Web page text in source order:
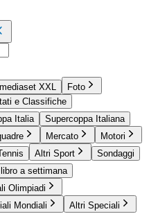
XXL
Foto
e Classifiche
Italia
Supercoppa Italiana
Mercato
Motori
Altri Sport
Sondaggi
a settimana
Olimpiadi
Mondiali Altri Speciali